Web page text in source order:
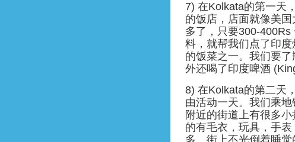
7) 在Kolkata的第一天
的饭店，店面就像美
多了，只要300-
料，就帮我们点了印
的饭菜之一。我们要
外还喝了印度啤酒
8) 在Kolkata的第二天
由活动一天。我们乘
附近的街道上有很多
的有毛衣，玩具，手
多。街上不光倒着睡